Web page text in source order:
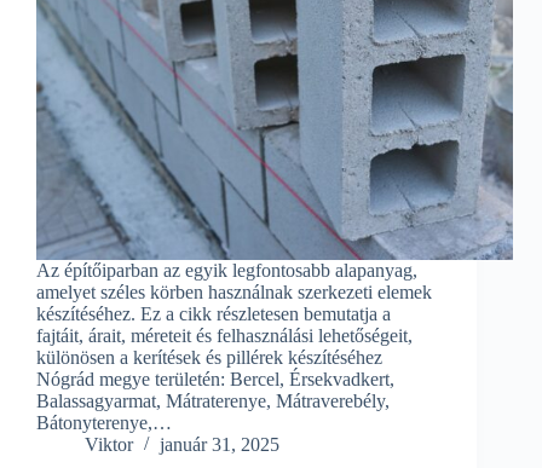
Az építőiparban az egyik legfontosabb alapanyag,
amelyet széles körben használnak szerkezeti elemek
készítéséhez. Ez a cikk részletesen bemutatja a
fajtáit, árait, méreteit és felhasználási lehetőségeit,
különösen a kerítések és pillérek készítéséhez
Nógrád megye területén: Bercel, Érsekvadkert,
Balassagyarmat, Mátraterenye, Mátraverebély,
Bátonyterenye,…
Viktor
január 31, 2025